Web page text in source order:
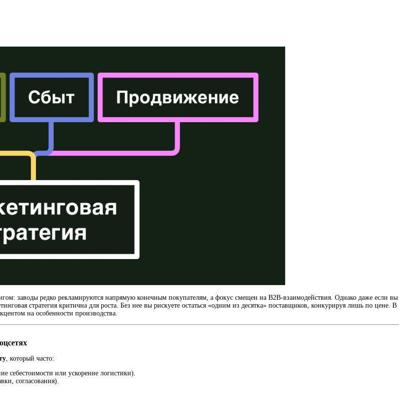
заводы редко рекламируются напрямую конечным покупателям, а фокус смещен на B2B-взаимодействия. Однако даже если вы
стратегия критична для роста. Без нее вы рискуете остаться «одним из десятка» поставщиков, конкурируя лишь по цене. В
на особенности производства.
, который часто:
себестоимости или ускорение логистики).
согласования).